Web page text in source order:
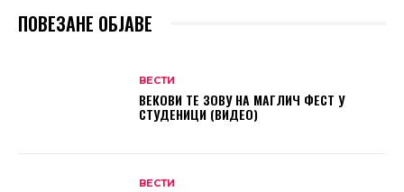
ПОВЕЗАНЕ ОБЈАВЕ
ВЕСТИ
ВЕКОВИ ТЕ ЗОВУ НА МАГЛИЧ ФЕСТ У
СТУДЕНИЦИ (ВИДЕО)
ВЕСТИ